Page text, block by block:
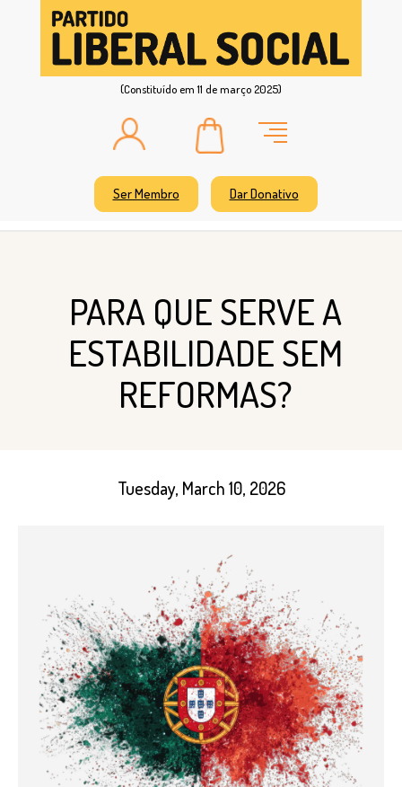
(Constituído em 11 de março 2025)
Ser Membro Dar Donativo
PARA QUE SERVE A
ESTABILIDADE SEM
REFORMAS?
Tuesday, March 10, 2026